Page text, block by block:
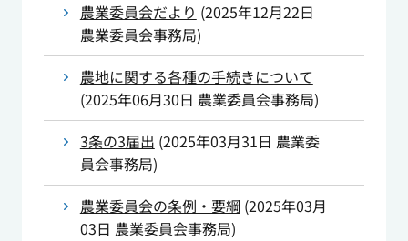
農業委員会だより (2025年12月22日
農業委員会事務局)
農地に関する各種の手続きについて
(2025年06月30日 農業委員会事務局)
3条の3届出 (2025年03月31日 農業委
員会事務局)
農業委員会の条例・要綱 (2025年03月
03日 農業委員会事務局)